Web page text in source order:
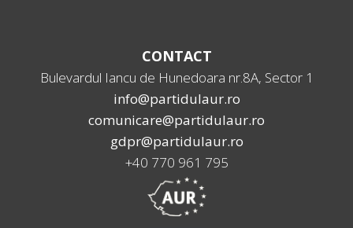
CONTACT
Bulevardul Iancu de Hunedoara nr.8A, Sector 1
info@partidulaur.ro
comunicare@partidulaur.ro
gdpr@partidulaur.ro
+40 770 961 795